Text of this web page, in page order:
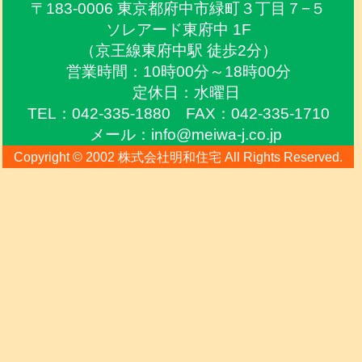
〒183-0006 東京都府中市緑町３丁目７−５
ソレアード東府中 1F
（京王線東府中駅 徒歩2分）
営業時間：10時00分～18時00分
定休日：水曜日
TEL：042-335-1880 FAX：042-335-1710
メール：info@meiwa-j.co.jp
Copyright © 2002 株式会社明和住宅 All Rights Reserved.